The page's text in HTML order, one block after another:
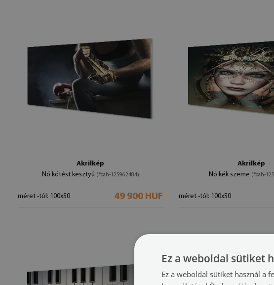
Akrilkép
Nő kötést kesztyű (#oah-125962484)
méret -tól: 100x50 49 900 HUF
Akrilkép
Nő kék szeme (#oah-
méret -tól: 100x50
Ez a weboldal sütiket
Ez a weboldal sütiket használ a